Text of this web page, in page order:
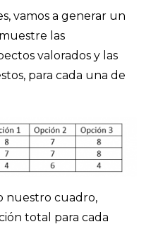
vamos a generar un
las
valorados y las
para cada una de
nuestro cuadro,
total para cada